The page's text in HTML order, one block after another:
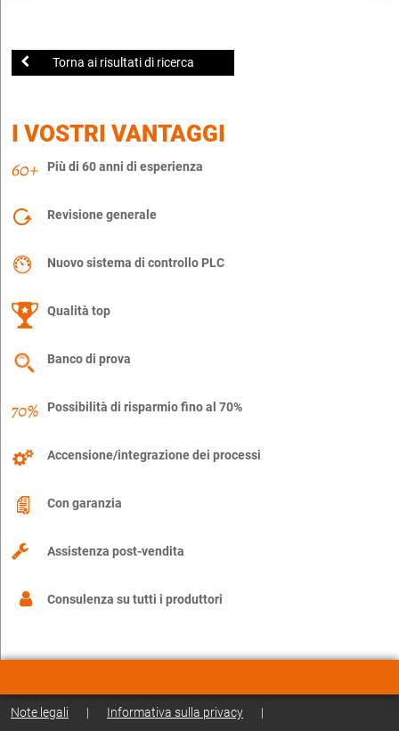
Torna ai risultati di ricerca
I VOSTRI VANTAGGI
Più di 60 anni di esperienza
Revisione generale
Nuovo sistema di controllo PLC
Qualità top
Banco di prova
Possibilità di risparmio fino al 70%
Accensione/integrazione dei processi
Con garanzia
Assistenza post-vendita
Consulenza su tutti i produttori
Note legali | Informativa sulla privacy |